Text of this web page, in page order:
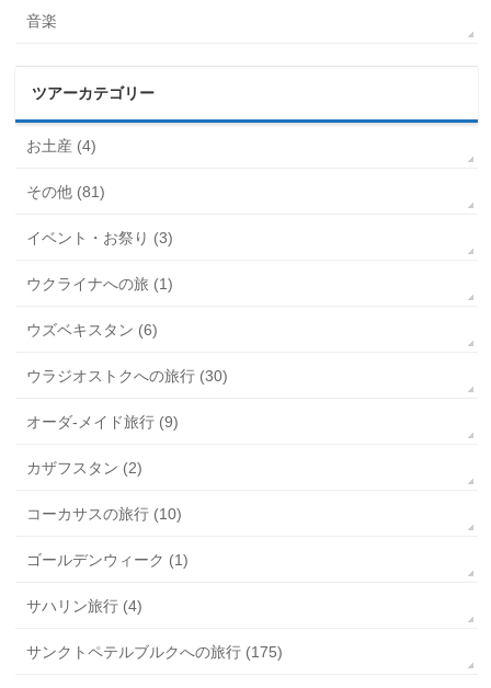
音楽
ツアーカテゴリー
お土産 (4)
その他 (81)
イベント・お祭り (3)
ウクライナへの旅 (1)
ウズベキスタン (6)
ウラジオストクへの旅行 (30)
オーダ-メイド旅行 (9)
カザフスタン (2)
コーカサスの旅行 (10)
ゴールデンウィーク (1)
サハリン旅行 (4)
サンクトペテルブルクへの旅行 (175)